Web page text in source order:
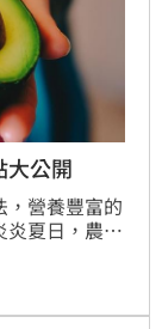
大公開
，營養豐富的
炎夏日，農糧
手試試看，